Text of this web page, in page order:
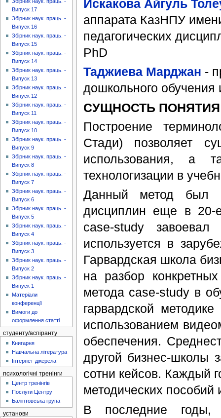
Искакова Айгуль
аппарата КазНПУ
педагогических
PhD
Таджиева Марджан -
дошкольного обучения
СУЩНОСТЬ ПОНЯТИЯ
Построение
Стади) позволяет
использования, а
технологизации в
Данный метод был
дисциплин еще в 20-
case-study
используется в
Гарвардская школа
на разбор
метода case-study в
гарвардской
использованием
обеспечения.
другой бизнес-школы
сотни кейсов. Каждый
методических пособий
В последние
Збірник наук. праць. -
Випуск 17
Збірник наук. праць. -
Випуск 16
Збірник наук. праць. -
Випуск 15
Збірник наук. праць. -
Випуск 14
Збірник наук. праць. -
Випуск 13
Збірник наук. праць. -
Випуск 12
Збірник наук. праць. -
Випуск 11
Збірник наук. праць. -
Випуск 10
Збірник наук. праць. -
Випуск 9
Збірник наук. праць. -
Випуск 8
Збірник наук. праць. -
Випуск 7
Збірник наук. праць. -
Випуск 6
Збірник наук. праць. -
Випуск 5
Збірник наук. праць. -
Випуск 4
Збірник наук. праць. -
Випуск 3
Збірник наук. праць. -
Випуск 2
Збірник наук. праць. -
Випуск 1
Матеріали
конференції
Вимоги до
оформлення статті
студенту/аспіранту
Книгарня
Навчальна література
Інтернет-джерела
психологічні тренінги
Центр тренінгів
Послуги Центру
Балінтовська група
установи